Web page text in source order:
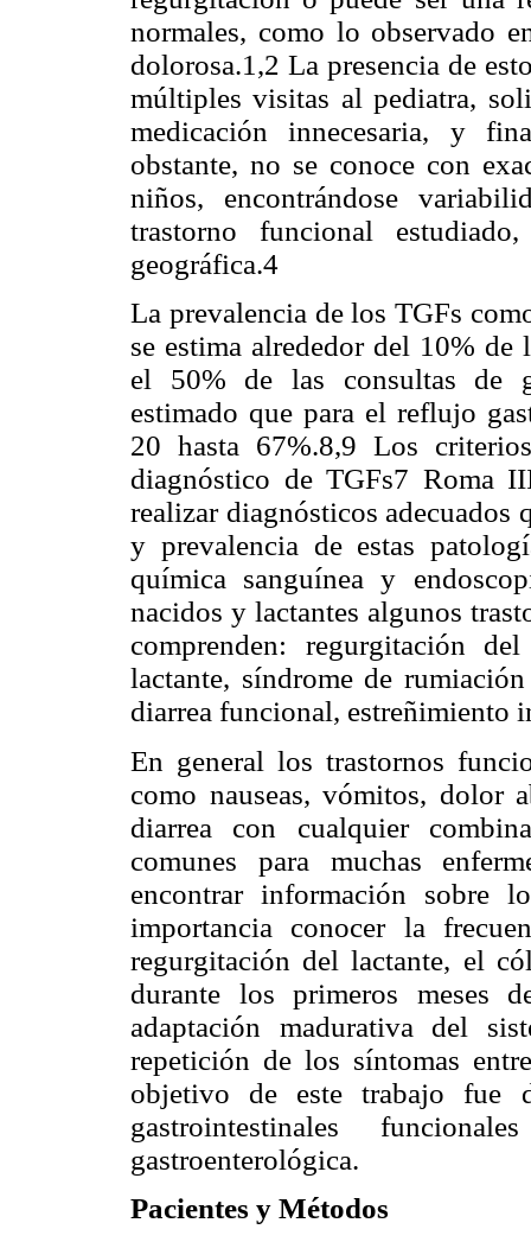
normales, como lo observado
dolorosa.1,2 La presencia de
múltiples visitas al pediatra,
medicación innecesaria, y
obstante, no se conoce con
niños, encontrándose
trastorno funcional
geográfica.4
La prevalencia de los TGFs
se estima alrededor del 10% de
el 50% de las consultas de
estimado que para el reflujo
20 hasta 67%.8,9 Los
diagnóstico de TGFs7 Roma
realizar diagnósticos
y prevalencia de estas
química sanguínea y
nacidos y lactantes algunos
comprenden: regurgitación
lactante, síndrome de
diarrea funcional, estreñimiento
En general los trastornos
como nauseas, vómitos, dolor
diarrea con cualquier
comunes para muchas
encontrar información sobre
importancia conocer la
regurgitación del lactante, el
durante los primeros meses
adaptación madurativa del
repetición de los síntomas
objetivo de este trabajo fue
gastrointestinales
gastroenterológica.
Pacientes y Métodos